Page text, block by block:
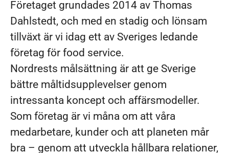
Företaget grundades 2014 av Thomas
Dahlstedt, och med en stadig och lönsam
tillväxt är vi idag ett av Sveriges ledande
företag för food service.
Nordrests målsättning är att ge Sverige
bättre måltidsupplevelser genom
intressanta koncept och affärsmodeller.
Som företag är vi måna om att våra
medarbetare, kunder och att planeten mår
bra – genom att utveckla hållbara relationer,